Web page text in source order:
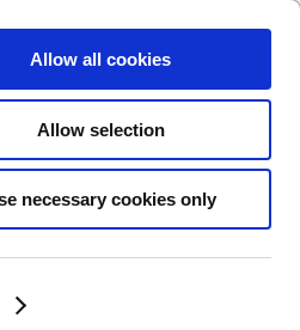
Allow all cookies
Allow selection
necessary cookies only
Indkøbskurv (0)
Tilbud Brands Slibning
– Ø15,2 cm